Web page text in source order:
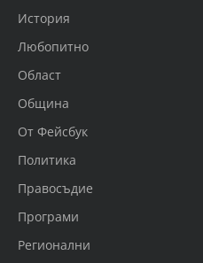
История
Любопитно
Област
Община
От Фейсбук
Политика
Правосъдие
Програми
Регионални